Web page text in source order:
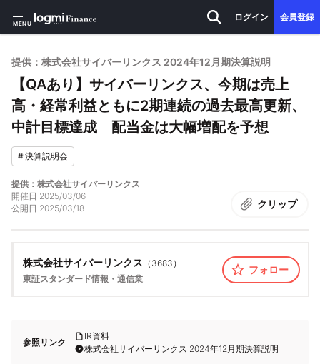
MENU
ログイン 会員登録
提供：株式会社サイバーリンクス 2024年12月期決算説明
【QAあり】サイバーリンクス、今期は売上
高・経常利益ともに2期連続の過去最高更新、
中計目標達成 配当金は大幅増配を予想
#決算説明会
提供：株式会社サイバーリンクス
開催日 2025/03/06
公開日 2025/03/18 クリップ
株式会社サイバーリンクス （ 3683 ）
東証スタンダード情報・通信業
フォロー
参照リンク
IR資料
株式会社サイバーリンクス 2024年12月期決算説明